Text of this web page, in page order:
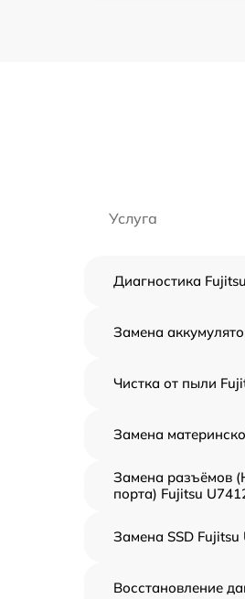
Услуга
Диагностика
Замена
Чистка от пыли
Замена
Замена разъёмов
порта) Fujitsu
Замена SSD Fujitsu
Восстановление